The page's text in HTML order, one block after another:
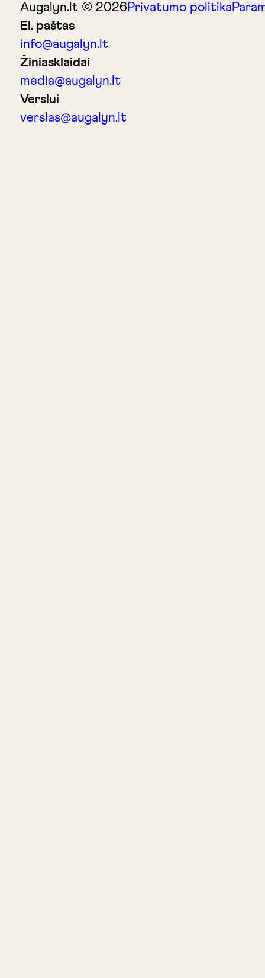
Augalyn.lt © 2026Privatumo politika
El. paštas
info@augalyn.lt
Žiniasklaidai
media@augalyn.lt
Verslui
verslas@augalyn.lt